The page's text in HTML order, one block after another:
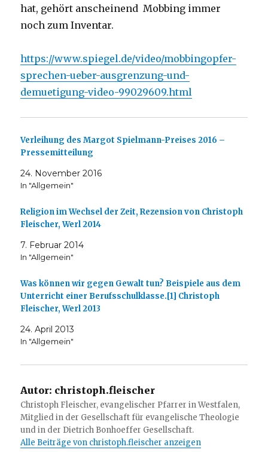
hat, gehört anscheinend Mobbing immer
noch zum Inventar.
https://www.spiegel.de/video/mobbingopfer-
sprechen-ueber-ausgrenzung-und-
demuetigung-video-99029609.html
Verleihung des Margot Spielmann-Preises 2016 –
Pressemitteilung
24. November 2016
In "Allgemein"
Religion im Wechsel der Zeit, Rezension von Christoph
Fleischer, Werl 2014
7. Februar 2014
In "Allgemein"
Was können wir gegen Gewalt tun? Beispiele aus dem
Unterricht einer Berufsschulklasse.[1] Christoph
Fleischer, Werl 2013
24. April 2013
In "Allgemein"
Autor: christoph.fleischer
Christoph Fleischer, evangelischer Pfarrer in Westfalen,
Mitglied in der Gesellschaft für evangelische Theologie
und in der Dietrich Bonhoeffer Gesellschaft.
Alle Beiträge von christoph.fleischer anzeigen